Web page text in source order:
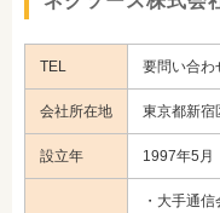
TEL 要問い合わ
会社所在地 東京都新宿
設立年 1997年5月
・大手通